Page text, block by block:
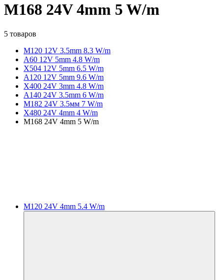
M168 24V 4mm 5 W/m
5 товаров
M120 12V 3.5mm 8.3 W/m
A60 12V 5mm 4.8 W/m
X504 12V 5mm 6.5 W/m
A120 12V 5mm 9.6 W/m
X400 24V 3mm 4.8 W/m
A140 24V 3.5mm 6 W/m
M182 24V 3.5мм 7 W/m
X480 24V 4mm 4 W/m
M168 24V 4mm 5 W/m
M120 24V 4mm 5.4 W/m